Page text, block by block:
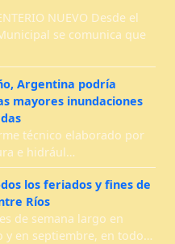
NUEVO Desde el
se comunica que
Argentina podría
mayores inundaciones
técnico elaborado por
e hidrául…
los feriados y fines de
Ríos
de semana largo en
y en septiembre, en todo…